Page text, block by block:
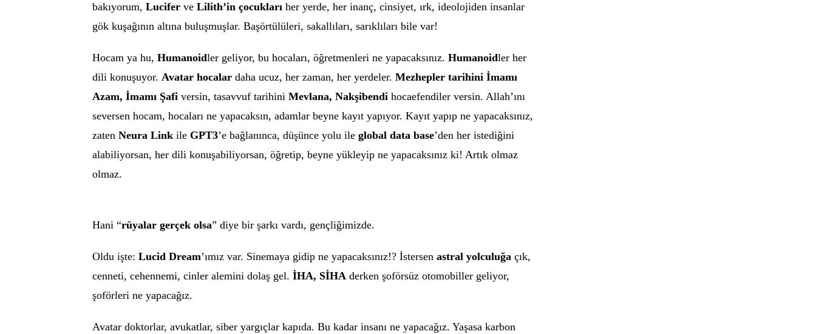
bakıyorum, Lucifer ve Lilith’in çocukları her yerde, her inanç, cinsiyet, ırk, ideolojiden insanlar
gök kuşağının altına buluşmuşlar. Başörtülüleri, sakallıları, sarıklıları bile var!
Hocam ya hu, Humanoidler geliyor, bu hocaları, öğretmenleri ne yapacaksınız. Humanoidler her
dili konuşuyor. Avatar hocalar daha ucuz, her zaman, her yerdeler. Mezhepler tarihini İmamı
Azam, İmamı Şafi versin, tasavvuf tarihini Mevlana, Nakşibendi hocaefendiler versin. Allah’ını
seversen hocam, hocaları ne yapacaksın, adamlar beyne kayıt yapıyor. Kayıt yapıp ne yapacaksınız,
zaten Neura Link ile GPT3’e bağlanınca, düşünce yolu ile global data base’den her istediğini
alabiliyorsan, her dili konuşabiliyorsan, öğretip, beyne yükleyip ne yapacaksınız ki! Artık olmaz
olmaz.
Hani “rüyalar gerçek olsa” diye bir şarkı vardı, gençliğimizde.
Oldu işte: Lucid Dream’ımız var. Sinemaya gidip ne yapacaksınız!? İstersen astral yolculuğa çık,
cenneti, cehennemi, cinler alemini dolaş gel. İHA, SİHA derken şoförsüz otomobiller geliyor,
şoförleri ne yapacağız.
Avatar doktorlar, avukatlar, siber yargıçlar kapıda. Bu kadar insanı ne yapacağız. Yaşasa karbon